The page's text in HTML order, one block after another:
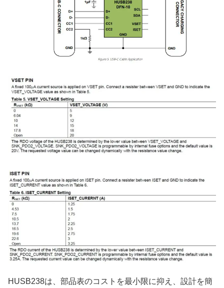
HUSB238は、部品表のコストを最小限に抑え、設計を簡